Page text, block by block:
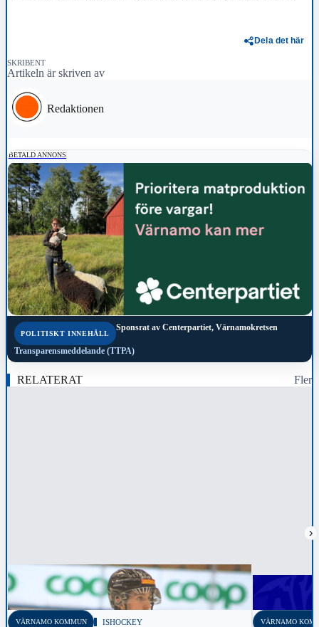
Dela det här
SKRIBENT
Artikeln är skriven av
Redaktionen
BETALD ANNONS
POLITISKT INNEHÅLL
Sponsrat av Centerpartiet, Värnamokretsen
Transparensmeddelande (TTPA)
RELATERAT Fler
›
VÄRNAMO KOMMUN ISHOCKEY VÄRNAMO